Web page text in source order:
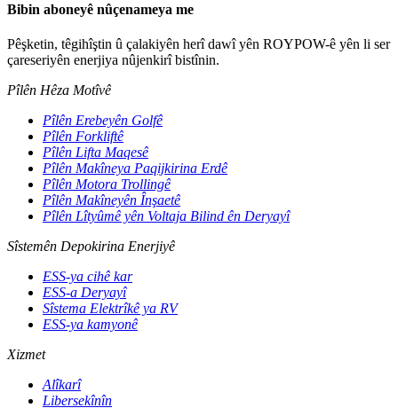
Bibin aboneyê nûçenameya me
Pêşketin, têgihîştin û çalakiyên herî dawî yên ROYPOW-ê yên li ser
çareseriyên enerjiya nûjenkirî bistînin.
Pîlên Hêza Motîvê
Pîlên Erebeyên Golfê
Pîlên Forkliftê
Pîlên Lifta Maqesê
Pîlên Makîneya Paqijkirina Erdê
Pîlên Motora Trollingê
Pîlên Makîneyên Înşaetê
Pîlên Lîtyûmê yên Voltaja Bilind ên Deryayî
Sîstemên Depokirina Enerjiyê
ESS-ya cihê kar
ESS-a Deryayî
Sîstema Elektrîkê ya RV
ESS-ya kamyonê
Xizmet
Alîkarî
Libersekînîn